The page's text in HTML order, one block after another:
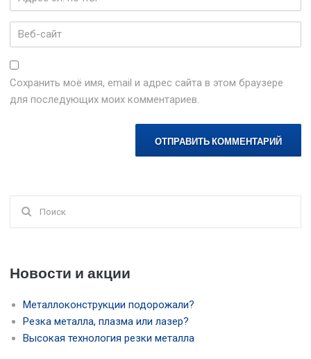
эл.
почты*
Веб-
сайт
Сохранить моё имя, email и адрес сайта в этом браузере
для последующих моих комментариев.
для:
Новости и акции
Металлоконструкции подорожали?
Резка металла, плазма или лазер?
Высокая технология резки металла